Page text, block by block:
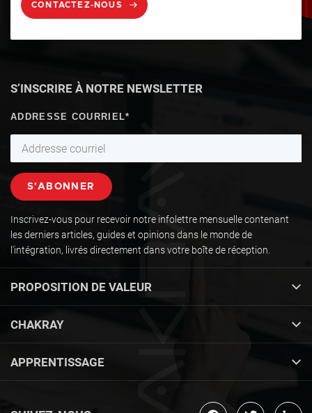
CONTACTEZ-NOUS
PROPOSITION DE VALEUR
CHAKRAY
APPRENTISSAGE
S’INSCRIRE À NOTRE NEWSLETTER
Inscrivez-vous pour recevoir notre infolettre mensuelle contenant
les derniers articles, guides et opinions dans le monde de
l'intégration, livrés directement dans votre boîte de réception.